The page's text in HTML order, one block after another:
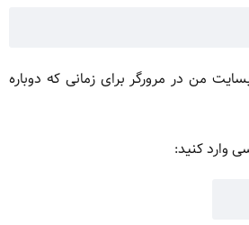
من در مرورگر برای زمانی که دوباره
وارد کنید: